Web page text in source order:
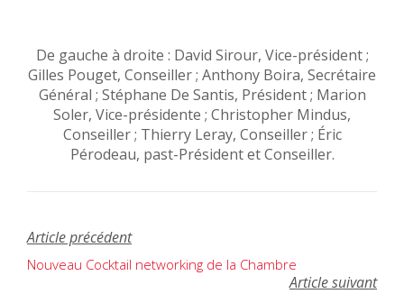
De gauche à droite : David Sirour, Vice-président ;
Gilles Pouget, Conseiller ; Anthony Boira, Secrétaire
Général ; Stéphane De Santis, Président ; Marion
Soler, Vice-présidente ; Christopher Mindus,
Conseiller ; Thierry Leray, Conseiller ; Éric
Pérodeau, past-Président et Conseiller.
Navigation
Article précédent
Nouveau Cocktail networking de la Chambre
Article suivant